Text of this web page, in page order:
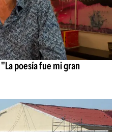
poesía fue mi gran